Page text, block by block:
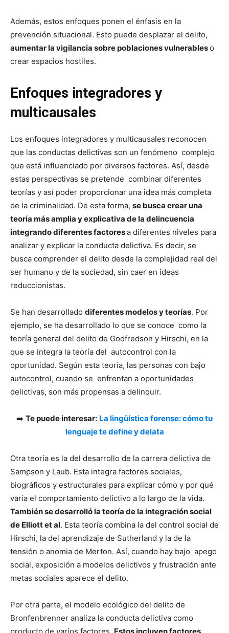
Además, estos enfoques ponen el énfasis en la
prevención situacional. Esto puede desplazar el delito,
aumentar la vigilancia sobre poblaciones vulnerableso
crear espacios hostiles.
Enfoques integradores y
multicausales
Los enfoques integradores y multicausales reconocen
que las conductas delictivas son un fenómeno complejo
que está influenciado por diversos factores. Así, desde
estas perspectivas se pretende combinar diferentes
teorías y así poder proporcionar una idea más completa
de la criminalidad. De esta forma, se busca crear una
teoría más amplia y explicativa de la delincuencia
integrando diferentes factoresa diferentes niveles para
analizar y explicar la conducta delictiva. Es decir, se
busca comprender el delito desde la complejidad real del
ser humano y de la sociedad, sin caer en ideas
reduccionistas.
Se han desarrollado diferentes modelos y teorías. Por
ejemplo, se ha desarrollado lo que se conoce como la
teoría general del delito de Godfredson y Hirschi, en la
que se integra la teoría del autocontrol con la
oportunidad. Según esta teoría, las personas con bajo
autocontrol, cuando se enfrentan a oportunidades
delictivas, son más propensas a delinquir.
➡️ Te puede interesar: La lingüística forense: cómo tu
lenguaje te define y delata
Otra teoría es la del desarrollo de la carrera delictiva de
Sampson y Laub. Esta integra factores sociales,
biográficos y estructurales para explicar cómo y por qué
varía el comportamiento delictivo a lo largo de la vida.
También se desarrolló la teoría de la integración social
de Elliott et al. Esta teoría combina la del control social de
Hirschi, la del aprendizaje de Sutherland y la de la
tensión o anomia de Merton. Así, cuando hay bajo apego
social, exposición a modelos delictivos y frustración ante
metas sociales aparece el delito.
Por otra parte, el modelo ecológico del delito de
Bronfenbrenner analiza la conducta delictiva como
producto de varios factores. Estos incluyen factores